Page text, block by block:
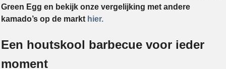
Green Egg en bekijk onze vergelijking met andere
kamado’s op de markt hier.
Een houtskool barbecue voor ieder
moment